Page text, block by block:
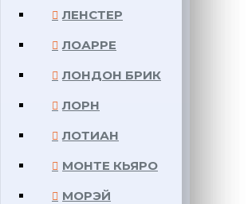
ЛЕНСТЕР
ЛОАРРЕ
ЛОНДОН БРИК
ЛОРН
ЛОТИАН
МОНТЕ КЬЯРО
МОРЭЙ